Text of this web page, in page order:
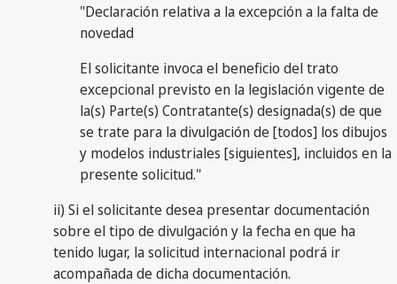
"Declaración relativa a la excepción a la falta de
novedad
El solicitante invoca el beneficio del trato
excepcional previsto en la legislación vigente de
la(s) Parte(s) Contratante(s) designada(s) de que
se trate para la divulgación de [todos] los dibujos
y modelos industriales [siguientes], incluidos en la
presente solicitud."
ii) Si el solicitante desea presentar documentación
sobre el tipo de divulgación y la fecha en que ha
tenido lugar, la solicitud internacional podrá ir
acompañada de dicha documentación.